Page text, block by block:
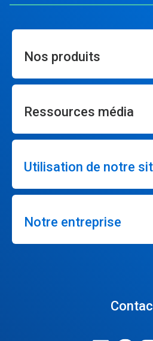
Nos produits
Ressources média
Utilisation de notre
Notre entreprise